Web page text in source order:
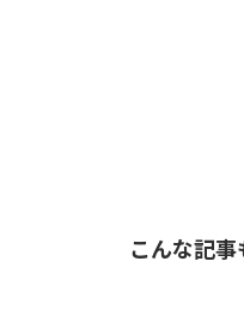
こんな記